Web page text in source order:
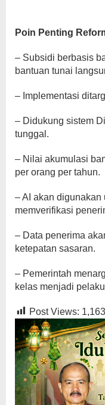
Poin Penting
– Subsidi berbasis
bantuan tunai
– Implementasi
– Didukung sistem
tunggal.
– Nilai akumulasi
per orang per tahun.
– AI akan digunakan
memverifikasi
– Data penerima
ketepatan sasaran.
– Pemerintah
kelas menjadi
Post Views: 1,163